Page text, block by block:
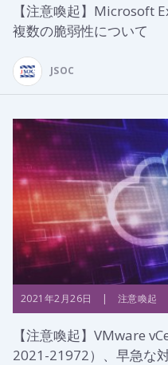
【注意喚起】Microsoft
複数の脆弱性について
JSOC
2021年2月26日 | 注意喚起
【注意喚起】VMware
2021-21972）、早急な